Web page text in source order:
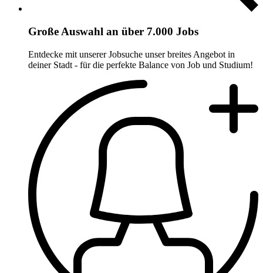
Große Auswahl an über 7.000 Jobs
Entdecke mit unserer Jobsuche unser breites Angebot in
deiner Stadt - für die perfekte Balance von Job und Studium!